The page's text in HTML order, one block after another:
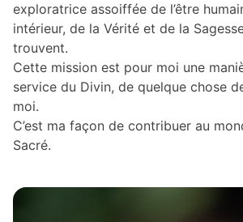
exploratrice assoiffée de l’être
intérieur, de la Vérité et de la
trouvent.
Cette mission est pour moi une
service du Divin, de quelque chose
moi.
C’est ma façon de contribuer au
Sacré.